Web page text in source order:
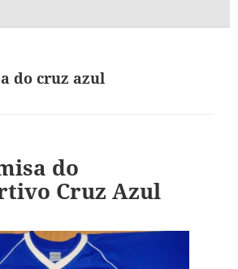
do cruz azul
do
Cruz Azul